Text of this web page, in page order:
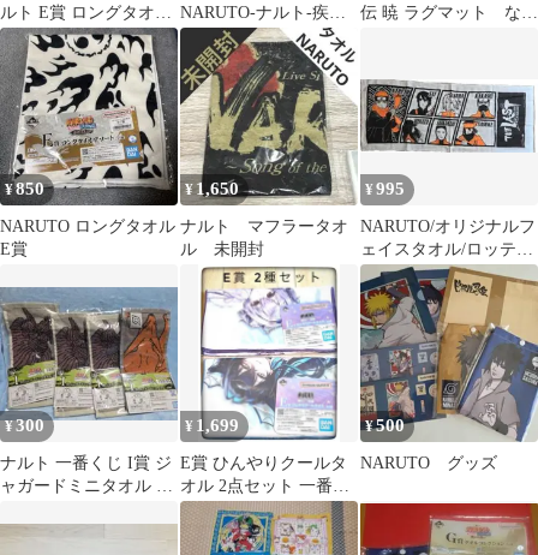
ルト E賞 ロングタオル
アソート
NARUTO-ナルト-疾風
伝 暁 ラグマット
伝 暁 ラグマット なり
¥850
NARUTO ロングタオル
E賞
¥ 1,650
ナルト マフラータオ
ル 未開封
¥995
NARUTO/オリジナルフ
ェイスタオル/ロッテリ
アコラボ商品
¥300
ナルト 一番くじ I賞 ジ
ャガードミニタオル 4
¥ 1,699
E賞 ひんやりクールタ
オル 2点セット 一番く
じ NIKKE
¥500
NARUTO グッズ